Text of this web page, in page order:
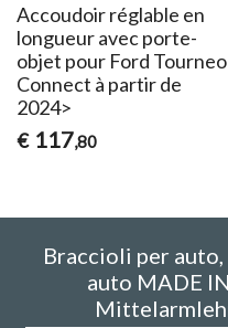
Accoudoir réglable en
longueur avec porte-
objet pour Ford Tourneo
Connect à partir de
2024>
€ 117,80
Braccioli per
auto MADE